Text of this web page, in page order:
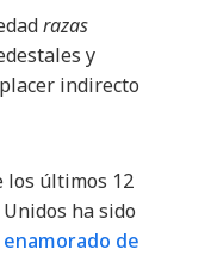
razas
y
indirecto
los últimos 12
ha sido
enamorado de